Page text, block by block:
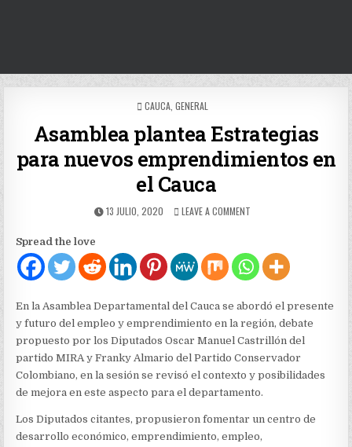
POSTED
CAUCA, GENERAL
Asamblea plantea Estrategias
para nuevos emprendimientos en
el Cauca
PUBLISHED
13 JULIO, 2020 LEAVE A COMMENTON
ESTRATEGIAS
PARA
NUEVOS
EN
CAUCA
Spread the love
En la Asamblea Departamental del Cauca se abordó el presente
y futuro del empleo y emprendimiento en la región, debate
propuesto por los Diputados Oscar Manuel Castrillón del
partido MIRA y Franky Almario del Partido Conservador
Colombiano, en la sesión se revisó el contexto y posibilidades
de mejora en este aspecto para el departamento.
Los Diputados citantes, propusieron fomentar un centro de
desarrollo económico, emprendimiento, empleo,